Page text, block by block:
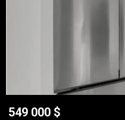
549 000 $